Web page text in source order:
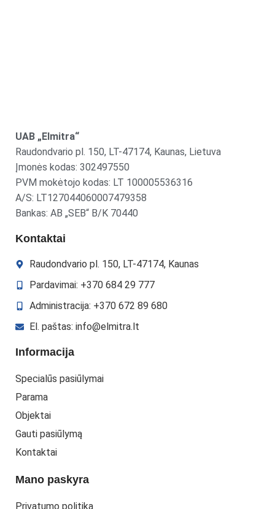
UAB „Elmitra“
Raudondvario pl. 150, LT-47174, Kaunas, Lietuva
Įmonės kodas: 302497550
PVM mokėtojo kodas: LT 100005536316
A/S: LT127044060007479358
Bankas: AB „SEB“ B/K 70440
Kontaktai
Raudondvario pl. 150, LT-47174, Kaunas
Pardavimai: +370 684 29 777
Administracija: +370 672 89 680
El. paštas: info@elmitra.lt
Informacija
Specialūs pasiūlymai
Parama
Objektai
Gauti pasiūlymą
Kontaktai
Mano paskyra
Privatumo politika